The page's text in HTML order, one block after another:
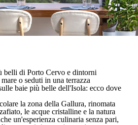
belli di Porto Cervo e dintorni
o seduti in una terrazza
baie più belle dell'Isola: ecco dove
la zona della Gallura, rinomata
le acque cristalline e la natura
un'esperienza culinaria senza pari,